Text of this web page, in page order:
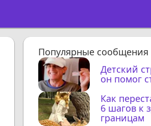
Популярные сообщения
Детский
он помог
Как
6 шагов к
границам